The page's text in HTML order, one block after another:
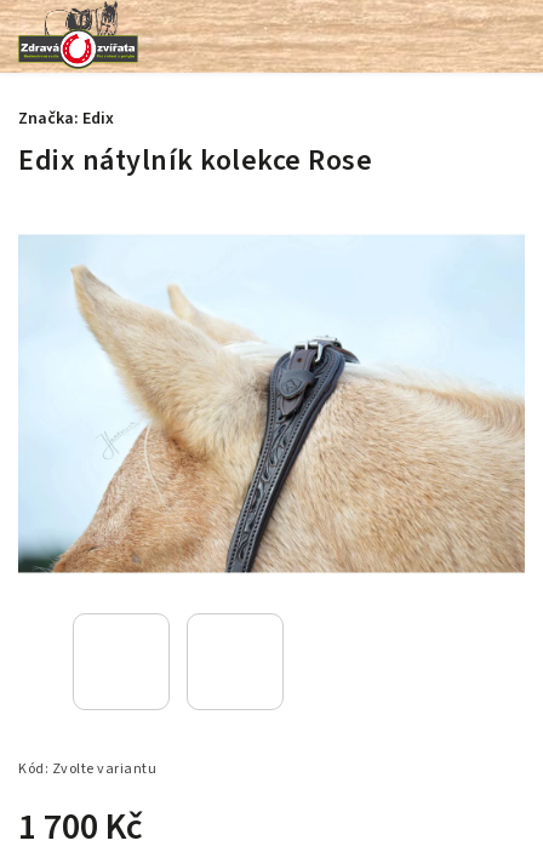
Edix nátylník kolekce Rose
Kód: Zvolte variantu
1 700 Kč
Značka: Edix